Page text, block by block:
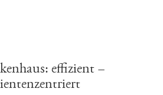
effizient –